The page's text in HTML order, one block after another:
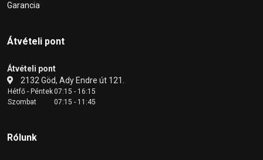
Garancia
Átvételi pont
Átvételi pont
2132 Göd, Ady Endre út 121.
Hétfő - Péntek07:15 - 16:15
Szombat
07:15 - 11:45
Rólunk